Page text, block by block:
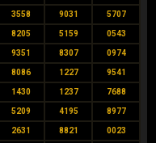
3558 9031 5707
8205 5159 0543
9351 8307 0974
8086 1227 9541
1430 1237 7688
5209 4195 8977
2631 8821 0023